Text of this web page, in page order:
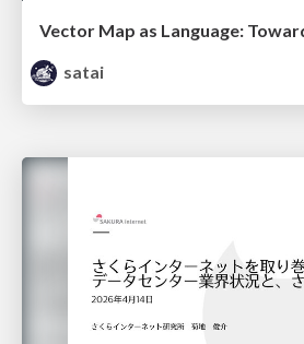
satai